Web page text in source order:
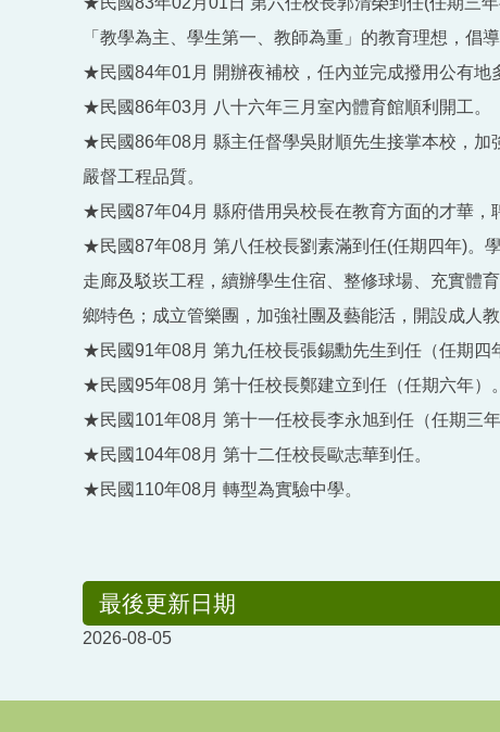
「教學為主、學生第一、教師為重」的教育理想，倡
★民國84年01月 開辦夜補校，任內並完成撥用公有地
★民國86年03月 八十六年三月室內體育館順利開工。
★民國86年08月 縣主任督學吳財順先生接掌本校，加
嚴督工程品質。
★民國87年04月 縣府借用吳校長在教育方面的才華，
★民國87年08月 第八任校長劉素滿到任(任期四年)。
走廊及駁崁工程，續辦學生住宿、整修球場、充實體
鄉特色；成立管樂團，加強社團及藝能活，開設成人教
★民國91年08月 第九任校長張錫勳先生到任（任期四
★民國95年08月 第十任校長鄭建立到任（任期六年）。
★民國101年08月 第十一任校長李永旭到任（任期三年
★民國104年08月 第十二任校長歐志華到任。
★民國110年08月 轉型為實驗中學。
最後更新日期
2026-08-05